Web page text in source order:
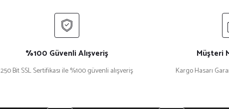
%100 Güvenli Alışveriş
250 Bit SSL Sertifikası ile %100 güvenli alışveriş
Müşteri
Kargo Hasarı